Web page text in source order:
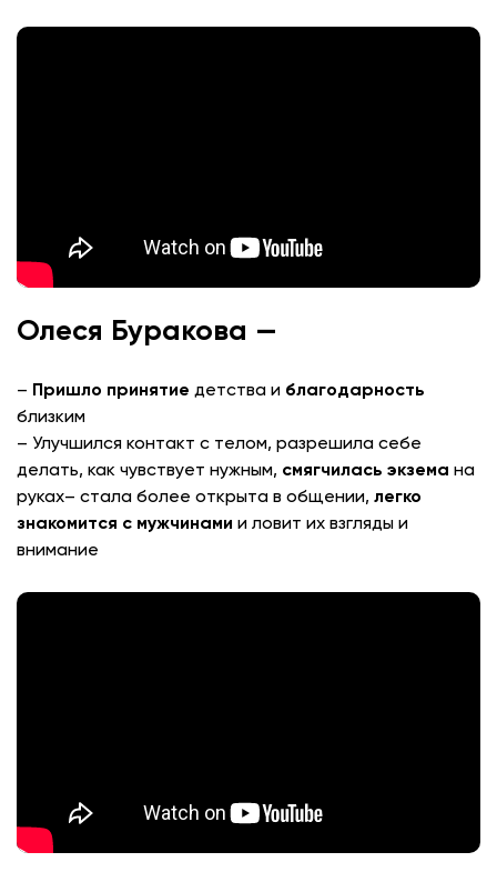
Олеся Буракова —
– Пришло принятие детства и благодарность
близким
– Улучшился контакт с телом, разрешила себе
делать, как чувствует нужным, смягчилась экзема на
руках– стала более открыта в общении, легко
знакомится с мужчинами и ловит их взгляды и
внимание